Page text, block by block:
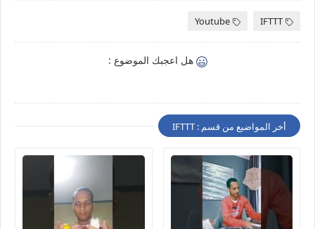
IFTTT
Youtube
هل اعجبك الموضوع :
أخر المواضيع من قسم : IFTTT